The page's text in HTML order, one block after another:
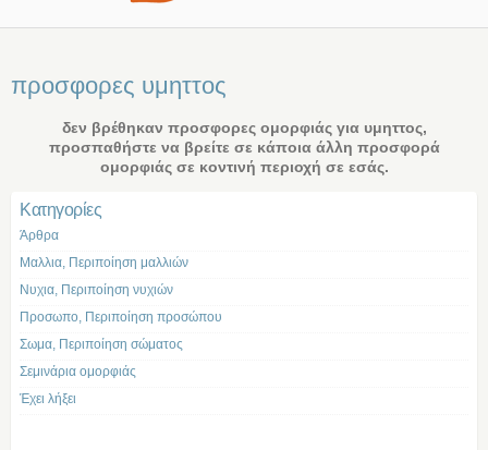
προσφορες υμηττος
δεν βρέθηκαν προσφορες ομορφιάς για υμηττος,
προσπαθήστε να βρείτε σε κάποια άλλη προσφορά
ομορφιάς σε κοντινή περιοχή σε εσάς.
Kατηγορίες
Άρθρα
Μαλλια, Περιποίηση μαλλιών
Νυχια, Περιποίηση νυχιών
Προσωπο, Περιποίηση προσώπου
Σωμα, Περιποίηση σώματος
Σεμινάρια ομορφιάς
Έχει λήξει